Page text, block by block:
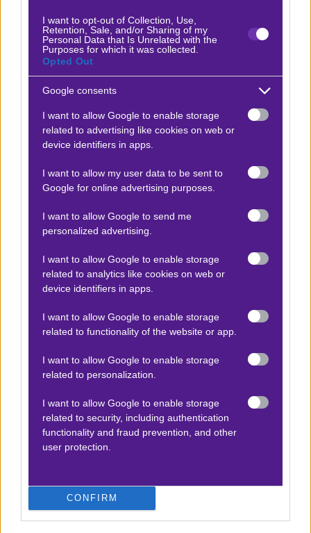
I want to opt-out of Collection, Use,
Retention, Sale, and/or Sharing of my
Personal Data that Is Unrelated with the
Purposes for which it was collected.
Opted Out
Google consents
I want to allow Google to enable storage
related to advertising like cookies on web or
device identifiers in apps.
I want to allow my user data to be sent to
Google for online advertising purposes.
I want to allow Google to send me
personalized advertising.
I want to allow Google to enable storage
related to analytics like cookies on web or
device identifiers in apps.
I want to allow Google to enable storage
related to functionality of the website or app.
I want to allow Google to enable storage
related to personalization.
I want to allow Google to enable storage
related to security, including authentication
functionality and fraud prevention, and other
user protection.
CONFIRM
Ο Θάνος Κληματσούδας προτείνει:
Τσέλσι - Μπόρνμουθ
Πρέμιερ Λιγκ 30.12.2025
1 & over 1,5
Αποτέλεσμα: 2-2
Προσφορές*
ΒΑΘΜΟΛΟΓΙΕΣ
Super league
Βαθμολογίες Aγγλία – Premier league
Βαθμολογίες Γερμανίας – Bundesliga
Βαθμολογίες Ιταλίας- Serie A
Βαθμολογίες Γαλλίας-League 1
ΣΤΟΙΧΗΜΑ